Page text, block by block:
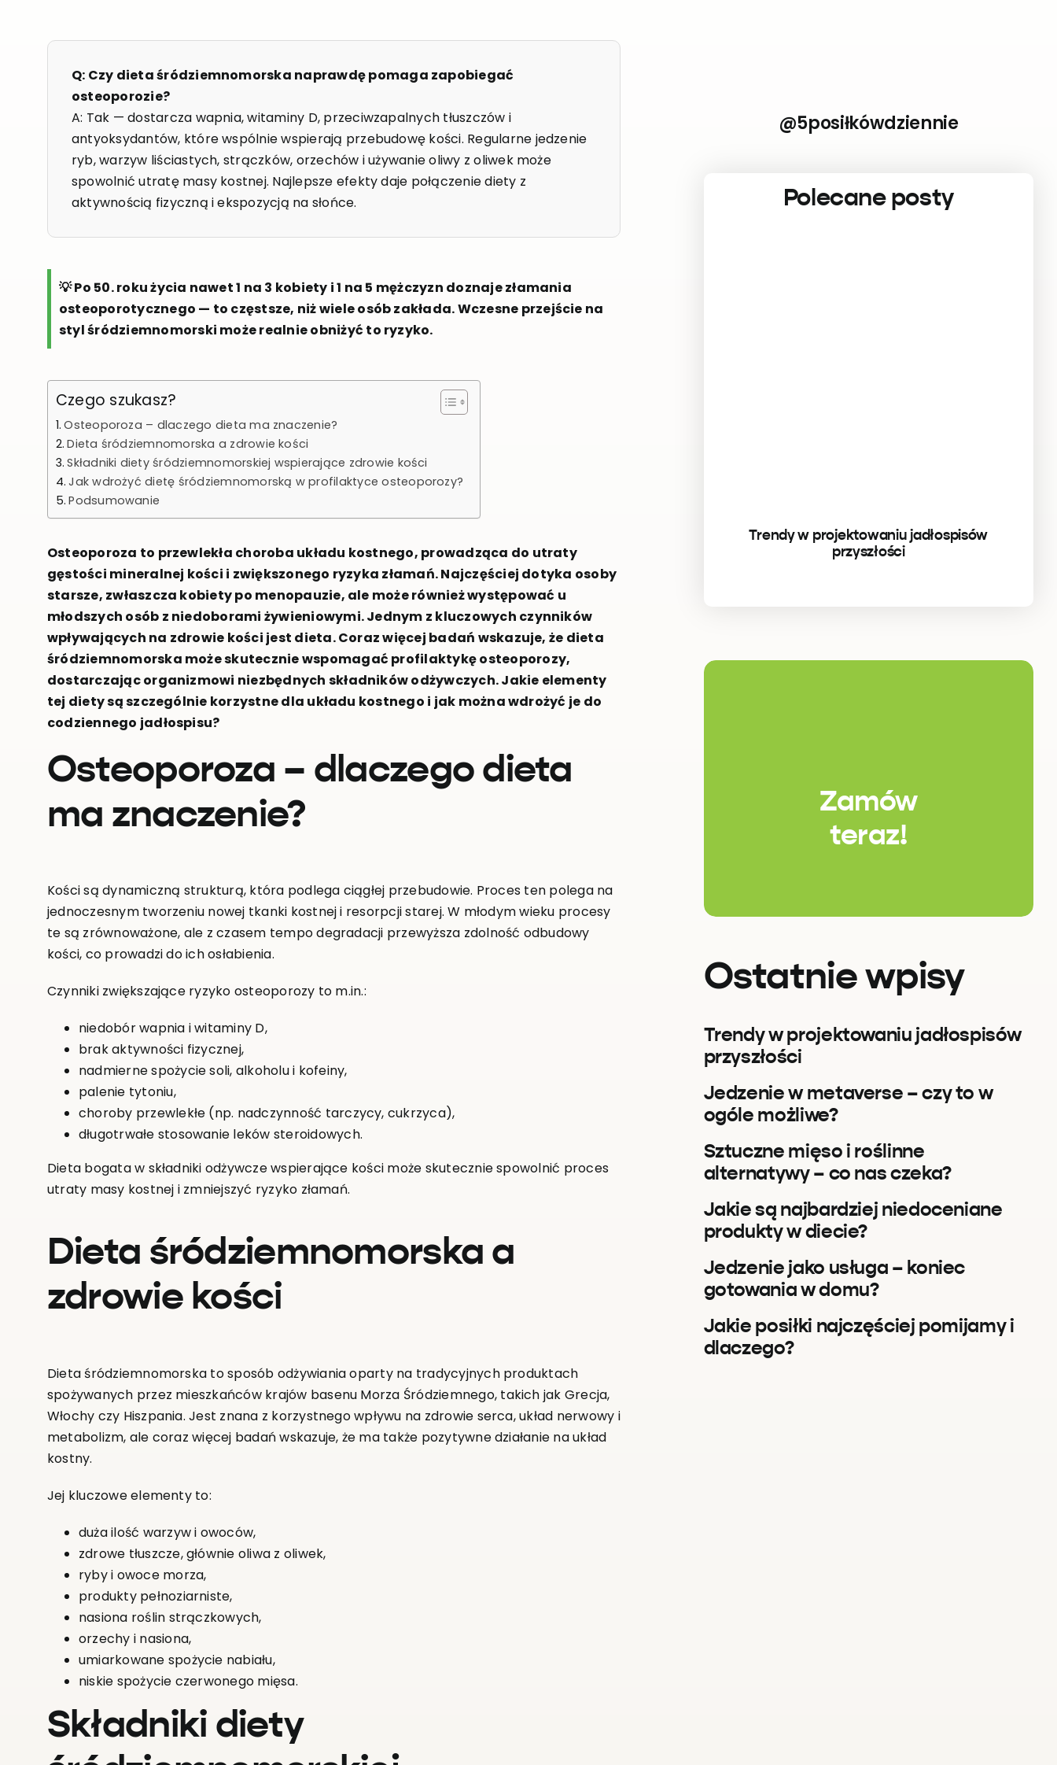
@5posiłkówdziennie
Polecane posty
Trendy w projektowaniu jadłospisów
przyszłości
Q: Czy dieta śródziemnomorska naprawdę pomaga zapobiegać
osteoporozie?
A: Tak — dostarcza wapnia, witaminy D, przeciwzapalnych tłuszczów i
antyoksydantów, które wspólnie wspierają przebudowę kości. Regularne jedzenie
ryb, warzyw liściastych, strączków, orzechów i używanie oliwy z oliwek może
spowolnić utratę masy kostnej. Najlepsze efekty daje połączenie diety z
aktywnością fizyczną i ekspozycją na słońce.
💡 Po 50. roku życia nawet 1 na 3 kobiety i 1 na 5 mężczyzn doznaje złamania
osteoporotycznego — to częstsze, niż wiele osób zakłada. Wczesne przejście na
styl śródziemnomorski może realnie obniżyć to ryzyko.
Czego szukasz?
Osteoporoza – dlaczego dieta ma znaczenie?
Dieta śródziemnomorska a zdrowie kości
Składniki diety śródziemnomorskiej wspierające zdrowie kości
Jak wdrożyć dietę śródziemnomorską w profilaktyce osteoporozy?
Podsumowanie
Osteoporoza to przewlekła choroba układu kostnego, prowadząca do utraty
gęstości mineralnej kości i zwiększonego ryzyka złamań. Najczęściej dotyka osoby
starsze, zwłaszcza kobiety po menopauzie, ale może również występować u
młodszych osób z niedoborami żywieniowymi. Jednym z kluczowych czynników
wpływających na zdrowie kości jest dieta. Coraz więcej badań wskazuje, że dieta
śródziemnomorska może skutecznie wspomagać profilaktykę osteoporozy,
dostarczając organizmowi niezbędnych składników odżywczych. Jakie elementy
tej diety są szczególnie korzystne dla układu kostnego i jak można wdrożyć je do
codziennego jadłospisu?
Osteoporoza – dlaczego dieta
ma znaczenie?
Kości są dynamiczną strukturą, która podlega ciągłej przebudowie. Proces ten polega na
jednoczesnym tworzeniu nowej tkanki kostnej i resorpcji starej. W młodym wieku procesy
te są zrównoważone, ale z czasem tempo degradacji przewyższa zdolność odbudowy
kości, co prowadzi do ich osłabienia.
Czynniki zwiększające ryzyko osteoporozy to m.in.:
niedobór wapnia i witaminy D,
brak aktywności fizycznej,
nadmierne spożycie soli, alkoholu i kofeiny,
palenie tytoniu,
choroby przewlekłe (np. nadczynność tarczycy, cukrzyca),
długotrwałe stosowanie leków steroidowych.
Dieta bogata w składniki odżywcze wspierające kości może skutecznie spowolnić proces
utraty masy kostnej i zmniejszyć ryzyko złamań.
Dieta śródziemnomorska a
zdrowie kości
Dieta śródziemnomorska to sposób odżywiania oparty na tradycyjnych produktach
spożywanych przez mieszkańców krajów basenu Morza Śródziemnego, takich jak Grecja,
Włochy czy Hiszpania. Jest znana z korzystnego wpływu na zdrowie serca, układ nerwowy i
metabolizm, ale coraz więcej badań wskazuje, że ma także pozytywne działanie na układ
kostny.
Jej kluczowe elementy to:
duża ilość warzyw i owoców,
zdrowe tłuszcze, głównie oliwa z oliwek,
ryby i owoce morza,
produkty pełnoziarniste,
nasiona roślin strączkowych,
orzechy i nasiona,
umiarkowane spożycie nabiału,
niskie spożycie czerwonego mięsa.
Składniki diety
Zamów
teraz!
Ostatnie wpisy
Trendy w projektowaniu jadłospisów
przyszłości
Jedzenie w metaverse – czy to w
ogóle możliwe?
Sztuczne mięso i roślinne
alternatywy – co nas czeka?
Jakie są najbardziej niedoceniane
produkty w diecie?
Jedzenie jako usługa – koniec
gotowania w domu?
Jakie posiłki najczęściej pomijamy i
dlaczego?